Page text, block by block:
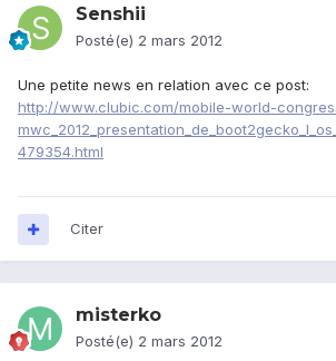
Senshii
Posté(e) 2 mars 2012
Une petite news en relation avec ce post:
http://www.clubic.com/mobile-world-
479354.html
Citer
misterko
Posté(e) 2 mars 2012